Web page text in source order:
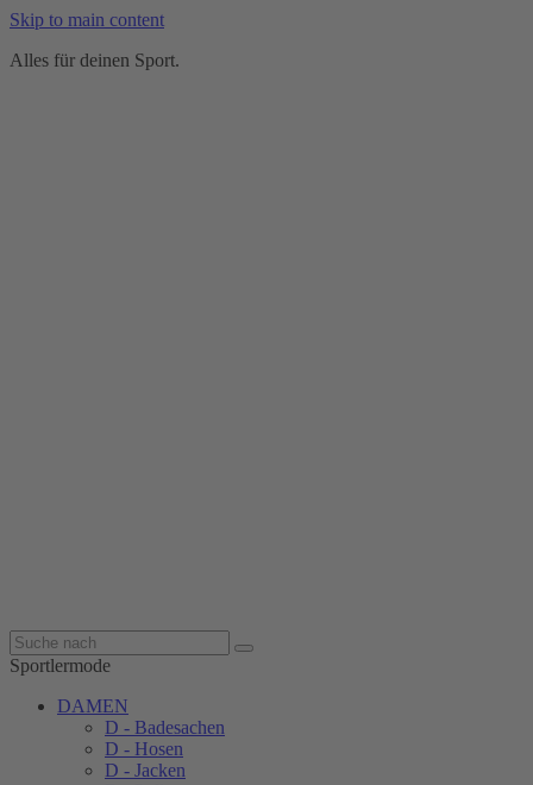
Skip to main content
Alles für deinen Sport.
Sportlermode
DAMEN
D - Badesachen
D - Hosen
D - Jacken